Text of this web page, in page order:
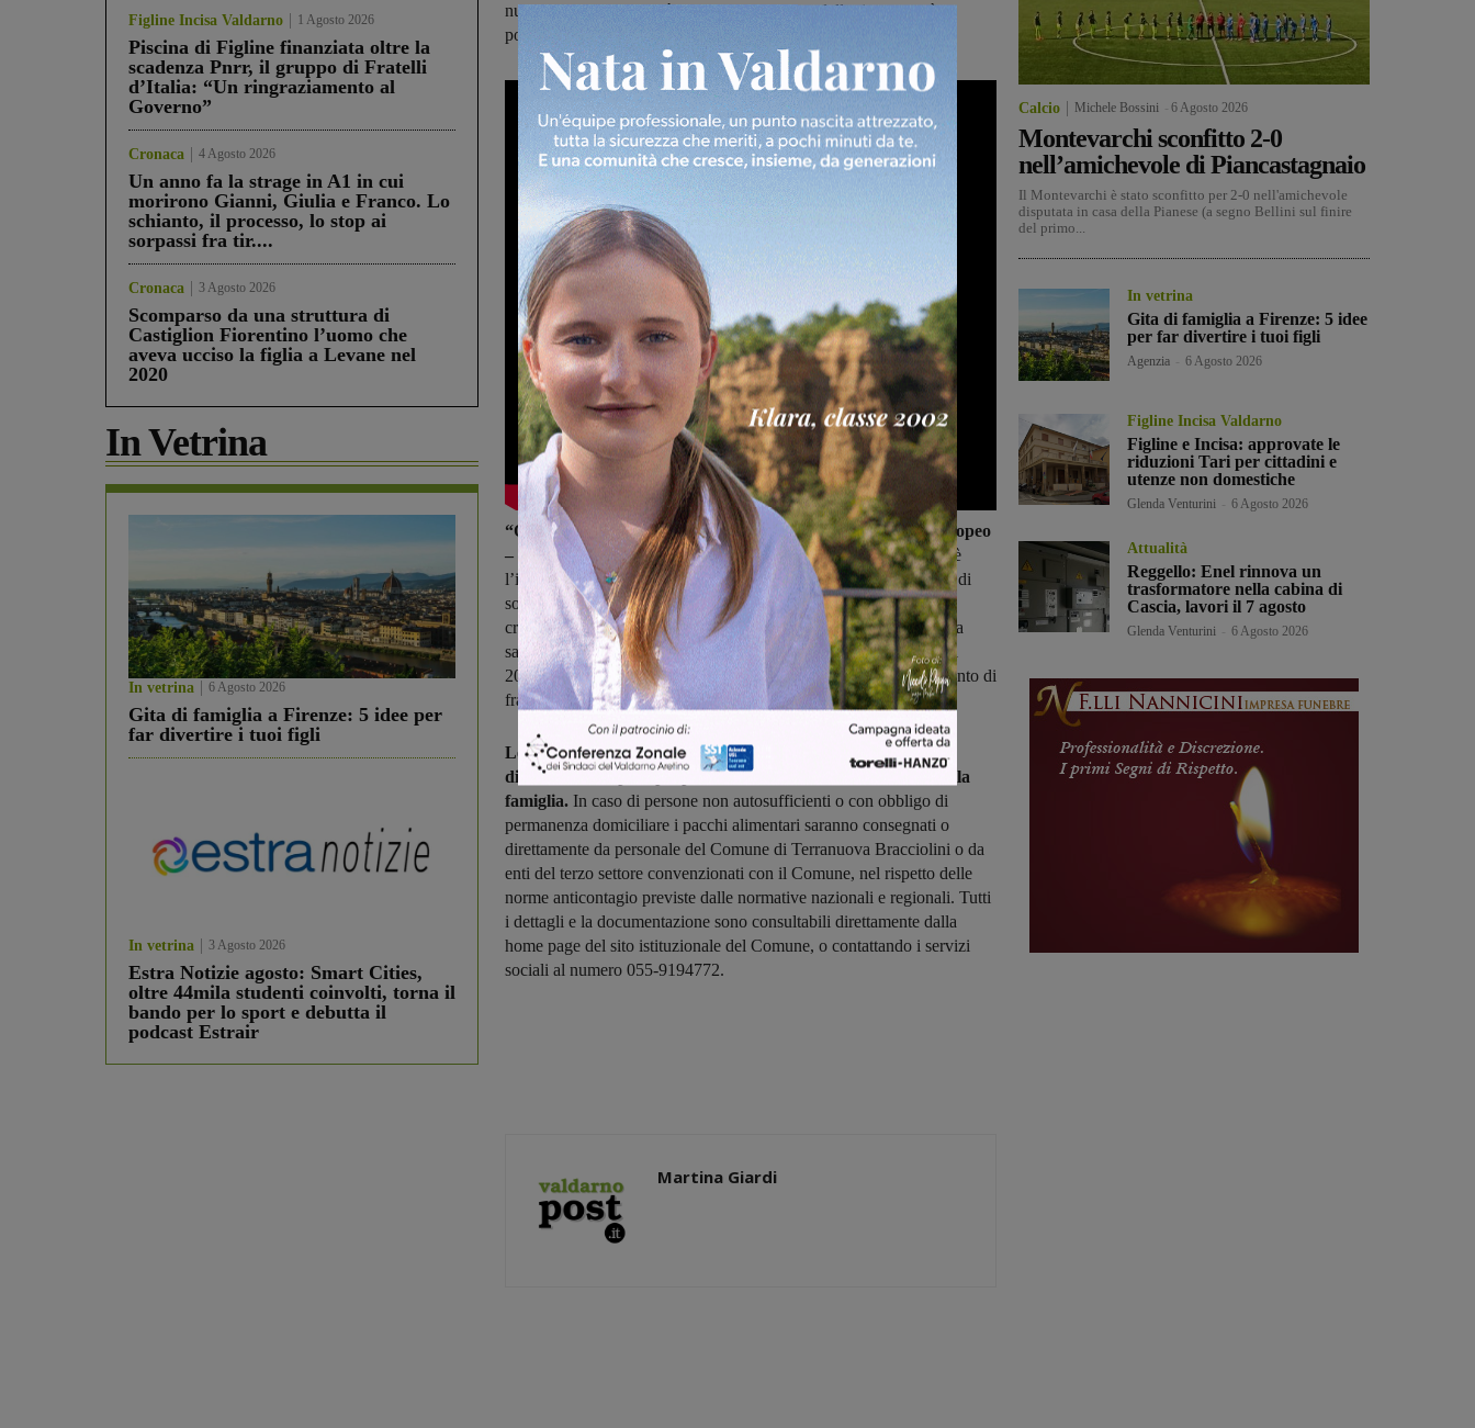
Figline Incisa Valdarno 1 Agosto 2026
Piscina di Figline finanziata oltre la
scadenza Pnrr, il gruppo di Fratelli
d’Italia: “Un ringraziamento al
Governo”
Cronaca 4 Agosto 2026
Un anno fa la strage in A1 in cui
morirono Gianni, Giulia e Franco. Lo
schianto, il processo, lo stop ai
sorpassi fra tir....
Cronaca 3 Agosto 2026
Scomparso da una struttura di
Castiglion Fiorentino l’uomo che
aveva ucciso la figlia a Levane nel
2020
In Vetrina
In vetrina 6 Agosto 2026
Gita di famiglia a Firenze: 5 idee per
far divertire i tuoi figli
In vetrina 3 Agosto 2026
Estra Notizie agosto: Smart Cities,
oltre 44mila studenti coinvolti, torna il
bando per lo sport e debutta il
podcast Estrair
nuovo avviso ha validità fino ad esaurimento delle risorse; sarà
possibile presentare le istanze fino al 9 febbraio 2022.
“Questo bando è sostenuto con risorse del Fondo Sociale Europeo
– ha detto l’assessora al sociale, Sara Grifoni– tra i cui assi vi è
l’inclusione sociale e la lotta alla povertà, nell’ambito delle azioni di
sostegno ai nuclei familiari e/o a singole persone in situazione di
criticità socio economica – aggravata anche dall’attuale emergenza
sanitaria. È una macchina della solidarietà che va avanti ormai dal
2020, con l’obiettivo di non lasciare indietro nessuno in un momento di
fragilità”.
Le domande – visionate dai Servizi sociali comunali – danno
diritto ad una spesa proporzionata al numero dei membri della
famiglia. In caso di persone non autosufficienti o con obbligo di
permanenza domiciliare i pacchi alimentari saranno consegnati o
direttamente da personale del Comune di Terranuova Bracciolini o da
enti del terzo settore convenzionati con il Comune, nel rispetto delle
norme anticontagio previste dalle normative nazionali e regionali. Tutti
i dettagli e la documentazione sono consultabili direttamente dalla
home page del sito istituzionale del Comune, o contattando i servizi
sociali al numero 055-9194772.
Martina Giardi
Calcio Michele Bossini 6 Agosto 2026
Montevarchi sconfitto 2-0
nell’amichevole di Piancastagnaio
Il Montevarchi è stato sconfitto per 2-0 nell'amichevole
disputata in casa della Pianese (a segno Bellini sul finire
del primo...
In vetrina
Gita di famiglia a Firenze: 5 idee
per far divertire i tuoi figli
Agenzia 6 Agosto 2026
Figline Incisa Valdarno
Figline e Incisa: approvate le
riduzioni Tari per cittadini e
utenze non domestiche
Glenda Venturini 6 Agosto 2026
Attualità
Reggello: Enel rinnova un
trasformatore nella cabina di
Cascia, lavori il 7 agosto
Glenda Venturini 6 Agosto 2026